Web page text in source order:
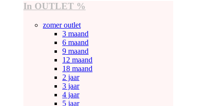
In OUTLET %
zomer outlet
3 maand
6 maand
9 maand
12 maand
18 maand
2 jaar
3 jaar
4 jaar
5 jaar